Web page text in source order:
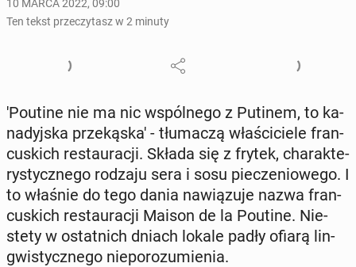
10 MARCA 2022, 09:00
Ten tekst przeczytasz w 2 minuty
'Po­uti­ne nie ma nic wspól­ne­go z Putinem, to ka­
na­dyj­ska prze­ką­ska' - tłu­ma­czą wła­ści­cie­le fran­
cu­skich re­stau­ra­cji. Składa się z frytek, cha­rak­te­
ry­stycz­ne­go rodzaju sera i sosu pie­cze­nio­we­go. I
to właśnie do tego dania na­wią­zu­je nazwa fran­
cu­skich re­stau­ra­cji Maison de la Poutine. Nie­
ste­ty w ostat­nich dniach lokale padły ofiarą lin­
gwi­stycz­ne­go nie­po­ro­zu­mie­nia.